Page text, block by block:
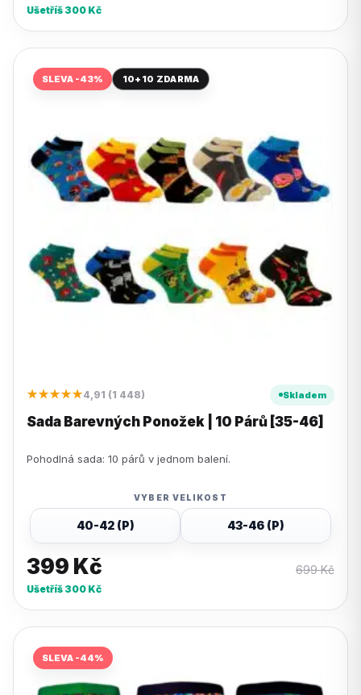
Ušetříš 300 Kč
SLEVA -43% 10+10 ZDARMA
★★★★★4,91 (1 448) Skladem
Sada Barevných Ponožek | 10 Párů [35-46]
Pohodlná sada: 10 párů v jednom balení.
VYBER VELIKOST
40-42 (P) 43-46 (P)
399 Kč 699Kč
Ušetříš 300 Kč
SLEVA -44%